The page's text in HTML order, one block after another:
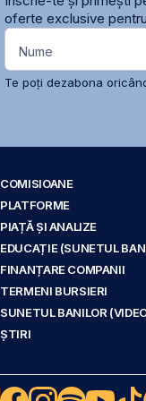
oferte exclusive
Nume
Te poți dezabona
COMISIOANE
PLATFORME
PIAȚĂ ȘI ANALIZE
EDUCAȚIE (SUNETUL
FINANȚARE COMPANII
TERMENI BURSIERI
SUNETUL BANILOR
ȘTIRI